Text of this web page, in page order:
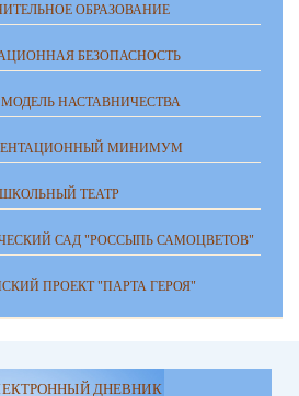
ОБРАЗОВАНИЕ
БЕЗОПАСНОСТЬ
НАСТАВНИЧЕСТВА
МИНИМУМ
ШКОЛЬНЫЙ ТЕАТР
САД "РОССЫПЬ САМОЦВЕТОВ"
ПРОЕКТ "ПАРТА ГЕРОЯ"
ДНЕВНИК